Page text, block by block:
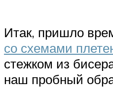
Итак, пришло
со схемами
стежком из
наш пробный